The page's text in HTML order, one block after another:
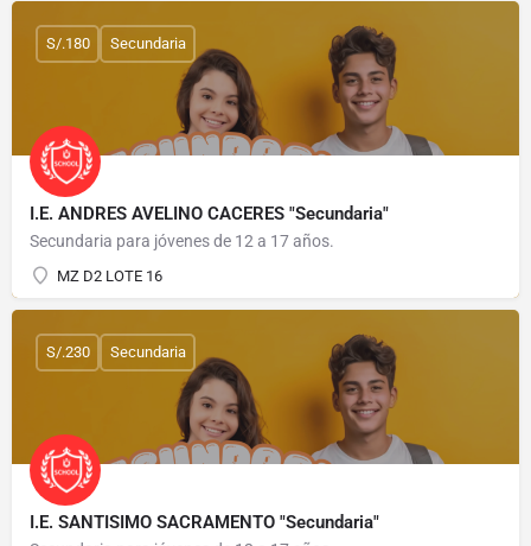
I.E. ANDRES AVELINO CACERES "Secundaria"
Secundaria para jóvenes de 12 a 17 años.
MZ D2 LOTE 16
S/.180 Secundaria
I.E. SANTISIMO SACRAMENTO "Secundaria"
S/.230 Secundaria